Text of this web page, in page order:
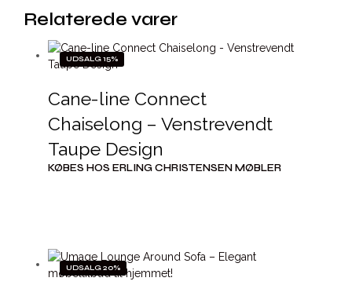
Relaterede varer
UDSALG 15%
Cane-line Connect
Chaiselong – Venstrevendt
Taupe Design
KØBES HOS ERLING CHRISTENSEN MØBLER
UDSALG 20%